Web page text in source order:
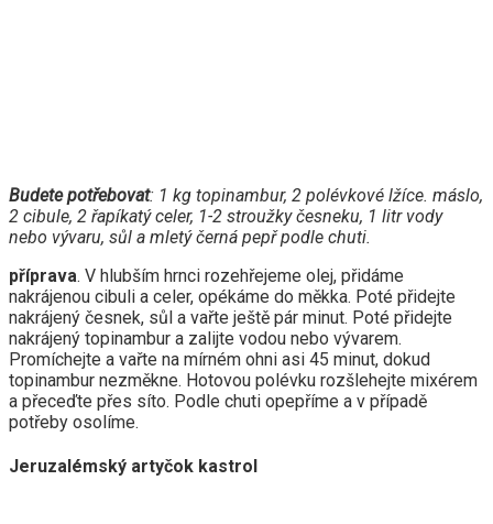
Budete potřebovat: 1 kg topinambur, 2 polévkové lžíce. máslo,
2 cibule, 2 řapíkatý celer, 1-2 stroužky česneku, 1 litr vody
nebo vývaru, sůl a mletýčerná pepř podle chuti.
příprava. V hlubším hrnci rozehřejeme olej, přidáme
nakrájenou cibuli a celer, opékáme do měkka. Poté přidejte
nakrájený česnek, sůl a vařte ještě pár minut. Poté přidejte
nakrájený topinambur a zalijte vodou nebo vývarem.
Promíchejte a vařte na mírném ohni asi 45 minut, dokud
topinambur nezměkne. Hotovou polévku rozšlehejte mixérem
a přeceďte přes síto. Podle chuti opepříme a v případě
potřeby osolíme.
Jeruzalémský artyčok kastrol